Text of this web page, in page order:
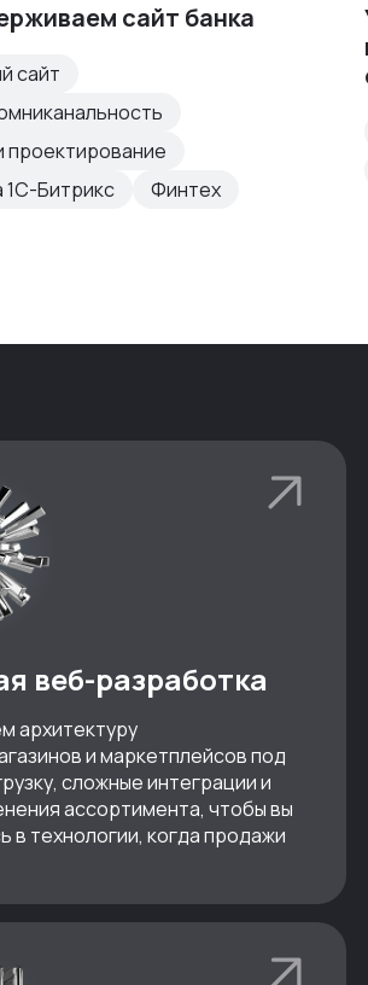
сайт банка
сайт
проектирование
1С-Битрикс
Финтех
веб-разработка
архитектуру
и маркетплейсов под
сложные интеграции и
ассортимента, чтобы вы
в технологии, когда продажи